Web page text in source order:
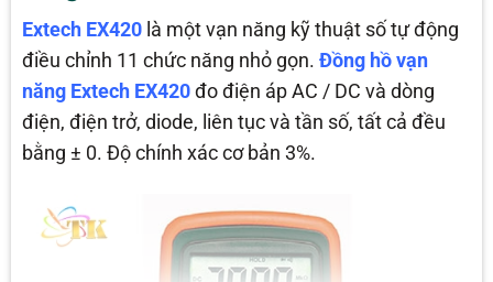
Extech EX420là một vạn năng kỹ thuật số tự động
điều chỉnh 11 chức năng nhỏ gọn. Đồng hồ vạn
năng Extech EX420đo điện áp AC / DC và dòng
điện, điện trở, diode, liên tục và tần số, tất cả đều
bằng ± 0. Độ chính xác cơ bản 3%.